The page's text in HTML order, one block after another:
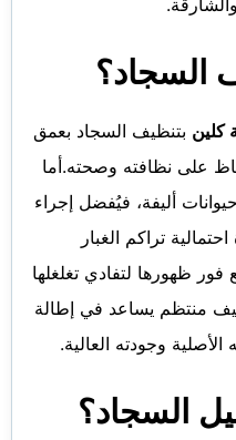
السجاد؟
كلين بتنظيف السجاد بعمق
على نظافته وصحته.أما
أليفة، فيُفضل إجراء
تراكم الغبار
فور ظهورها لتفادي تغلغلها
منتظم يساعد في إطالة
وجودته العالية.
السجاد؟